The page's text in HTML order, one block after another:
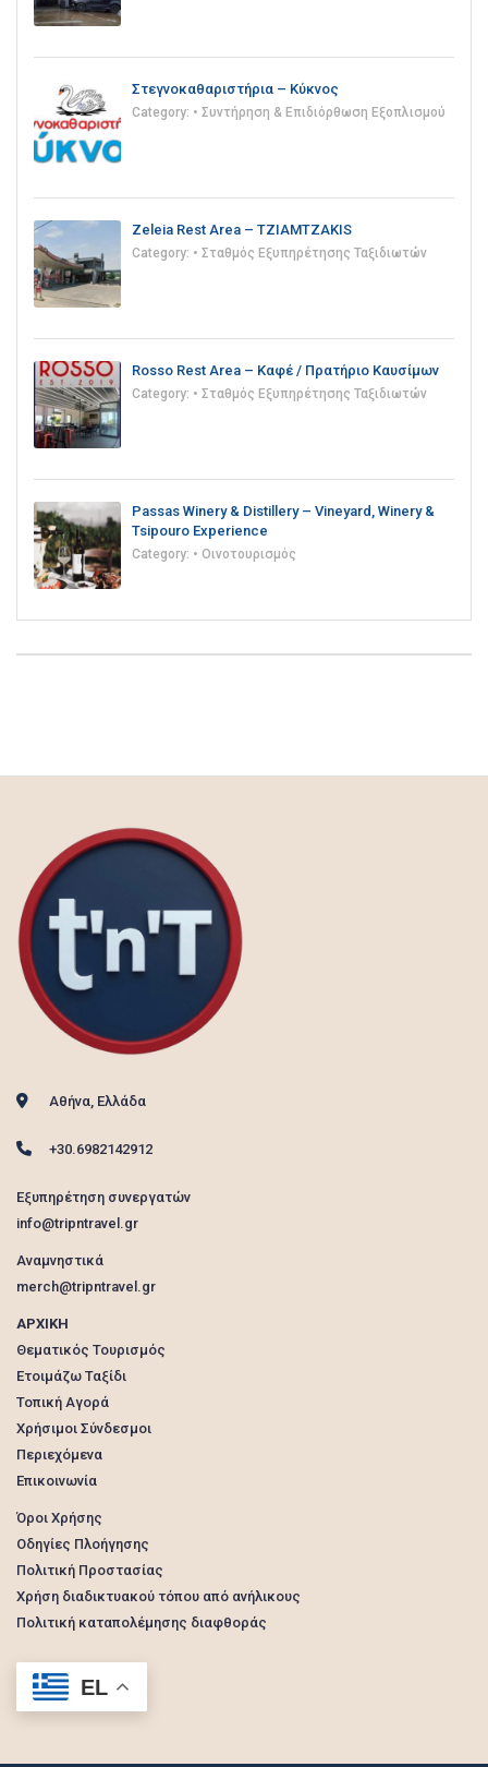
Στεγνοκαθαριστήρια – Κύκνος
Category: • Συντήρηση & Επιδιόρθωση Εξοπλισμού
Zeleia Rest Area – TZIAMTZAKIS
Category: • Σταθμός Εξυπηρέτησης Ταξιδιωτών
Rosso Rest Area – Καφέ / Πρατήριο Καυσίμων
Category: • Σταθμός Εξυπηρέτησης Ταξιδιωτών
Passas Winery & Distillery – Vineyard, Winery &
Tsipouro Experience
Category: • Οινοτουρισμός
Αθήνα, Ελλάδα
+30.6982142912
Εξυπηρέτηση συνεργατών
info@tripntravel.gr
Αναμνηστικά
merch@tripntravel.gr
ΑΡΧΙΚΗ
Θεματικός Τουρισμός
Ετοιμάζω Ταξίδι
Τοπική Αγορά
Χρήσιμοι Σύνδεσμοι
Περιεχόμενα
Επικοινωνία
Όροι Χρήσης
Οδηγίες Πλοήγησης
Πολιτική Προστασίας
Χρήση διαδικτυακού τόπου από ανήλικους
Πολιτική καταπολέμησης διαφθοράς
EL